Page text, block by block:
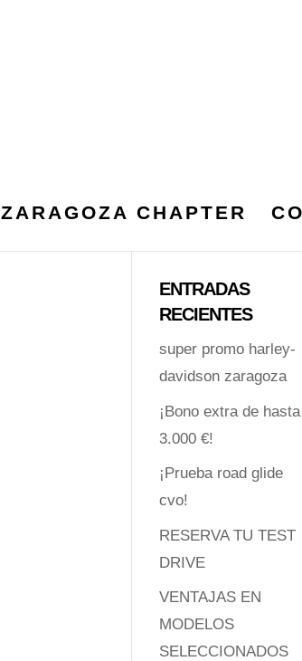
ZARAGOZA CHAPTER
ENTRADAS
RECIENTES
super promo harley-
davidson zaragoza
¡Bono extra de hasta
3.000 €!
¡Prueba road glide
cvo!
RESERVA TU TEST
DRIVE
VENTAJAS EN
MODELOS
SELECCIONADOS